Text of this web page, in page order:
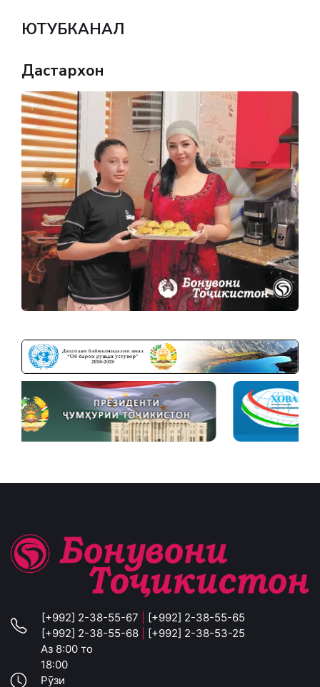
ЮТУБКАНАЛ
Дастархон
[+992] 2-38-55-67
[+992] 2-38-55-65
[+992] 2-38-55-68
[+992] 2-38-53-25
Аз 8:00 то
18:00
Рӯзи